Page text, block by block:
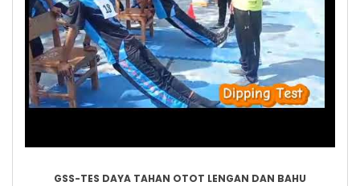
GSS-TES DAYA TAHAN OTOT LENGAN DAN BAHU